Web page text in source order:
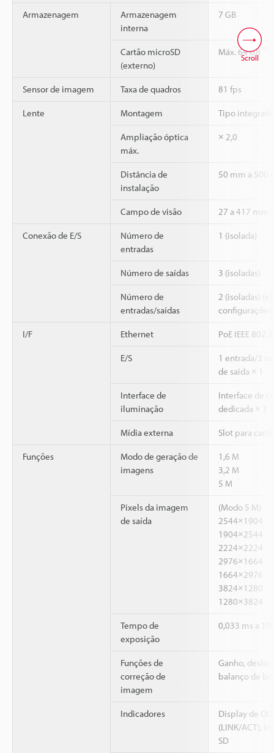
Armazenagem
Armazenagem
interna
7 GB
Cartão microSD
(externo)
Máx. 64 GB
Sensor de imagem Taxa de quadros 81 fps
Lente Montagem Tipo
Ampliação óptica
máx.
× 2,0
Distância de
instalação
50 mm a 500
Campo de visão 27 a 417 mm
Conexão de E/S
Número de
entradas
1 (isolada)
Número de saídas 3 (isoladas)
Número de
entradas/saídas
2 (isoladas)
configurações)
I/F Ethernet PoE IEEE
E/S
1 entrada/3
de saída × 1
Interface de
iluminação
Interface de
dedicada × 1
Mídia externa Slot para
Funções
Modo de geração de
imagens
1,6 M
3,2 M
5 M
Pixels da imagem
de saída
(Modo 5 M)
2544×1904
1904×2544
2224×2224
2976×1664
1664×2976
3824×1280
1280×3824
Tempo de
exposição
0,033 ms a
Funções de
correção de
imagem
Ganho,
balanço de
Indicadores
Display de
(LINK/ACT),
SD
Scroll